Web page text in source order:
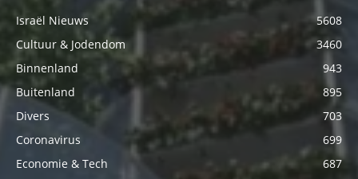
Israël Nieuws
5608
Cultuur & Jodendom
3460
Binnenland
943
Buitenland
895
Divers
703
Coronavirus
699
Economie & Tech
687